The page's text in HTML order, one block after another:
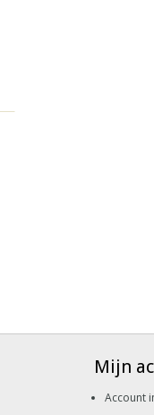
Mijn
Account